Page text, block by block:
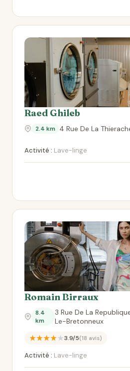
Raed Ghileb
2.4 km 4 Rue De La
Activité : Lave-linge
Romain Birraux
8.4
km
3 Rue De La
Le-Bretonneux
★★★★★3.9/5(18 avis)
Activité : Lave-linge